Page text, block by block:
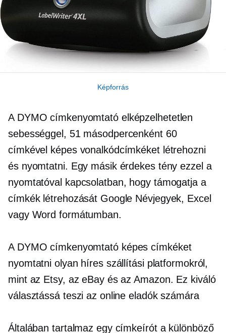
Képforrás
A DYMO címkenyomtató elképzelhetetlen
sebességgel, 51 másodpercenként 60
címkével képes vonalkódcímkéket létrehozni
és nyomtatni. Egy másik érdekes tény ezzel a
nyomtatóval kapcsolatban, hogy támogatja a
címkék létrehozását Google Névjegyek, Excel
vagy Word formátumban.
A DYMO címkenyomtató képes címkéket
nyomtatni olyan híres szállítási platformokról,
mint az Etsy, az eBay és az Amazon. Ez kiváló
választássá teszi az online eladók számára
Általában tartalmaz egy címkeírót a különböző